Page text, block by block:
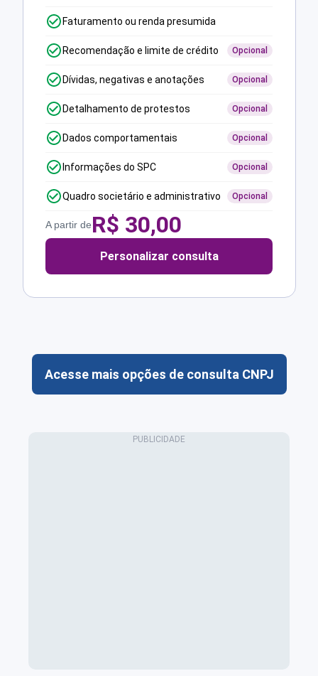
Faturamento ou renda presumida
Recomendação e limite de crédito Opcional
Dívidas, negativas e anotações Opcional
Detalhamento de protestos Opcional
Dados comportamentais Opcional
Informações do SPC Opcional
Quadro societário e administrativo Opcional
A partir deR$ 30,00
Personalizar consulta
Acesse mais opções de consulta CNPJ